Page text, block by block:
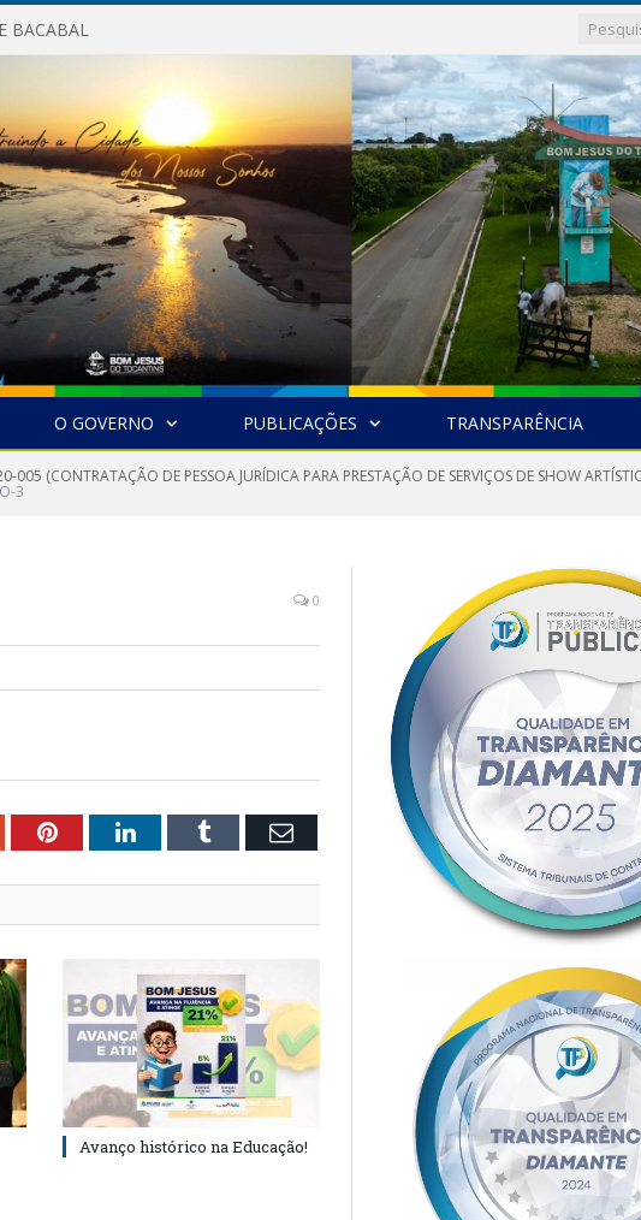
BACABAL
O GOVERNO PUBLICAÇÕES TRANSPARÊNCIA
005 (CONTRATAÇÃO DE PESSOA JURÍDICA PARA PRESTAÇÃO DE SERVIÇOS DE SHOW
3
0
PinterestLinkedInTumblr Email
Avanço histórico na Educação!